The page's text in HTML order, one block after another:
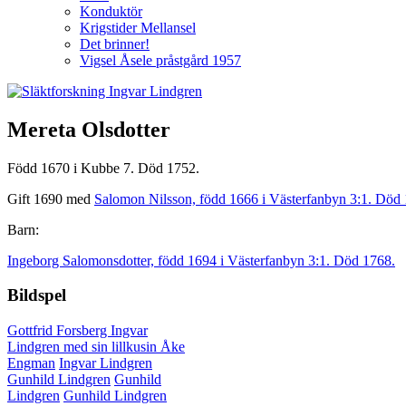
Konduktör
Krigstider Mellansel
Det brinner!
Vigsel Åsele pråstgård 1957
Mereta Olsdotter
Född 1670 i Kubbe 7. Död 1752.
Gift 1690 med Salomon Nilsson, född 1666 i Västerfanbyn 3:1. Död
Barn:
Ingeborg Salomonsdotter, född 1694 i Västerfanbyn 3:1. Död 1768.
Bildspel
Gottfrid Forsberg Ingvar
Lindgren med sin lillkusin Åke
Engman Ingvar Lindgren
Gunhild Lindgren Gunhild
Lindgren Gunhild Lindgren